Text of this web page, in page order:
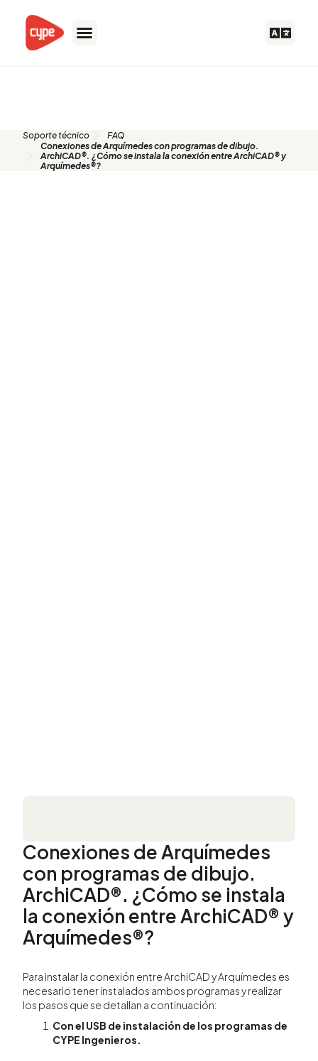
contenido
Soporte técnico
FAQ
Conexiones de Arquímedes con programas de dibujo.
ArchiCAD®. ¿Cómo se instala la conexión entre ArchiCAD® y
Arquímedes®?
Conexiones de Arquímedes
con programas de dibujo.
ArchiCAD®. ¿Cómo se instala
la conexión entre ArchiCAD® y
Arquímedes®?
Para instalar la conexión entre ArchiCAD y Arquímedes es
necesario tener instalados ambos programas y realizar
los pasos que se detallan a continuación:
Con el USB de instalación de los programas de
CYPE Ingenieros.